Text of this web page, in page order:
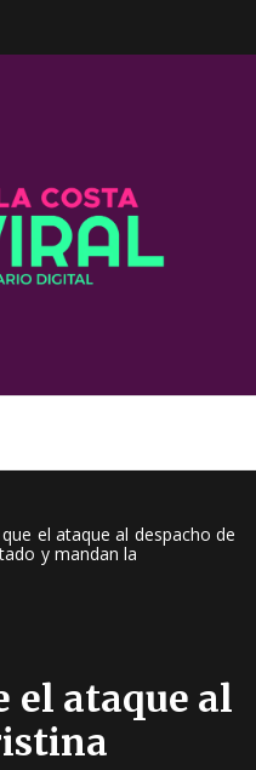
Viral
el ataque al despacho de
y mandan la
el ataque al